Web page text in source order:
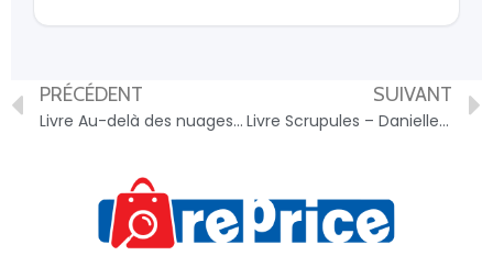
PRÉCÉDENT
Livre Au-delà des nuages – Jenny Colgan – 9782266347501
SUIVANT
Livre Scrupules – Danielle Steel POCKET – 9782266332569